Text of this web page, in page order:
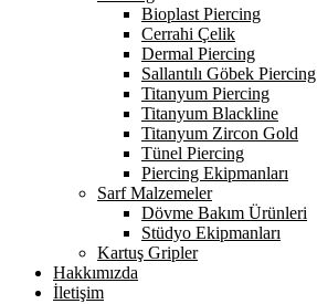
Bioplast Piercing
Cerrahi Çelik
Dermal Piercing
Sallantılı Göbek Piercing
Titanyum Piercing
Titanyum Blackline
Titanyum Zircon Gold
Tünel Piercing
Piercing Ekipmanları
Sarf Malzemeler
Dövme Bakım Ürünleri
Stüdyo Ekipmanları
Kartuş Gripler
Hakkımızda
İletişim